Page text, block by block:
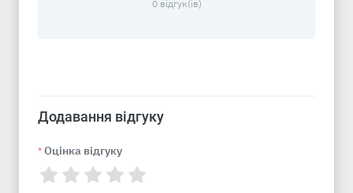
0 відгук(ів)
Додавання відгуку
* Оцінка відгуку